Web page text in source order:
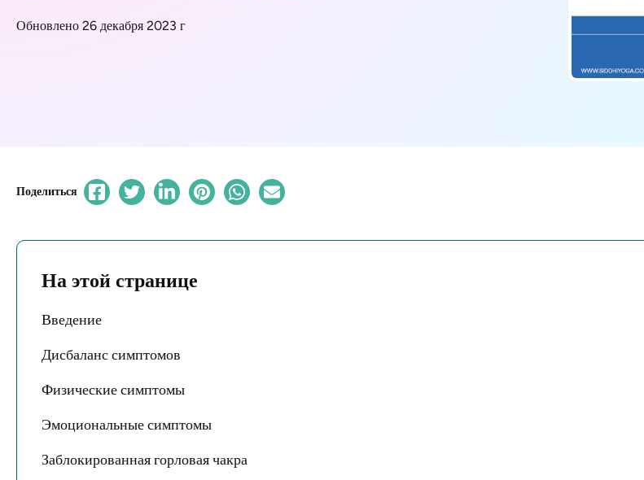
Обновлено 26 декабря 2023 г
Поделиться
На этой странице
Введение
Дисбаланс симптомов
Физические симптомы
Эмоциональные симптомы
Заблокированная горловая чакра